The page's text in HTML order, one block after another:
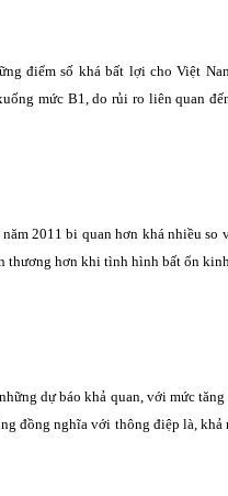
điểm số khá bất lợi cho Việt
mức B1, do rủi ro liên quan
2011 bi quan hơn khá nhiều
thương hơn khi tình hình bất ổn
dự báo khả quan, với mức
đồng nghĩa với thông điệp là,